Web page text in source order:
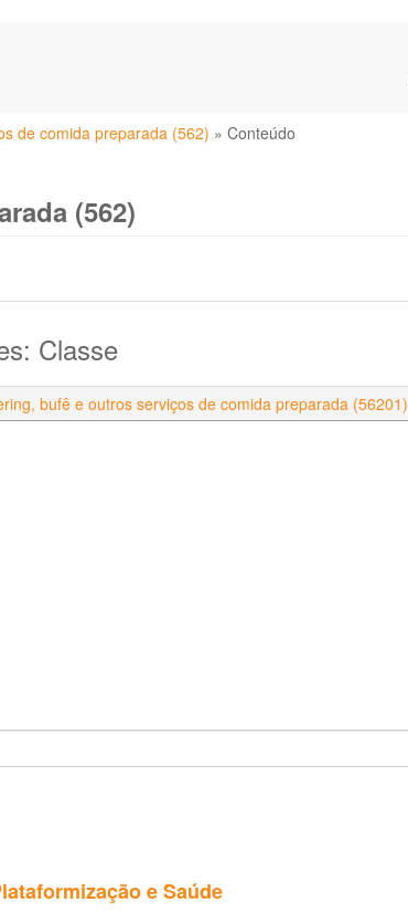
de comida preparada (562) » Conteúdo
(562)
Classe
bufê e outros serviços de comida preparada (56201)
e Saúde